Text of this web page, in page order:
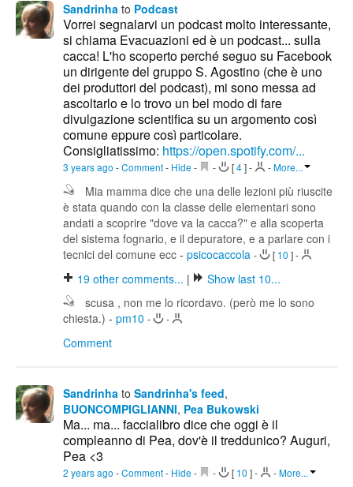
Sandrinha to Podcast
Vorrei segnalarvi un podcast molto interessante,
si chiama Evacuazioni ed è un podcast... sulla
cacca! L'ho scoperto perché seguo su Facebook
un dirigente del gruppo S. Agostino (che è uno
dei produttori del podcast), mi sono messa ad
ascoltarlo e lo trovo un bel modo di fare
divulgazione scientifica su un argomento così
comune eppure così particolare.
Consigliatissimo: https://open.spotify.com/...
3 years ago -Comment- Hide - - [4]- -More...
Mia mamma dice che una delle lezioni più riuscite
è stata quando con la classe delle elementari sono
andati a scoprire "dove va la cacca?" e alla scoperta
del sistema fognario, e il depuratore, e a parlare con i
tecnici del comune ecc - psicocaccola - [ 10 ]-
19 other comments... |
Show last 10...
scusa , non me lo ricordavo. (però me lo sono
chiesta.) - pm10 - -
Comment
Sandrinha to Sandrinha's feed,
BUONCOMPIGLIANNI, Pea Bukowski
Ma... ma... faccialibro dice che oggi è il
compleanno di Pea, dov'è il treddunico? Auguri,
Pea <3
2 years ago -Comment- Hide - - [ 10 ]- -More...